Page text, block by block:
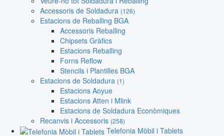
Accessoris de Soldadura (126)
Estacions de Reballing BGA
Accessoris Reballing
Chipsets Gràfics
Estacions Reballing
Forns Reflow
Stencils i Plantilles BGA
Estacions de Soldadura (1)
Estacions Aoyue
Estacions Atten i Mlink
Estacions de Soldadura Econòmiques
Recanvis i Accessoris (258)
Telefonia Mòbil i Tablets